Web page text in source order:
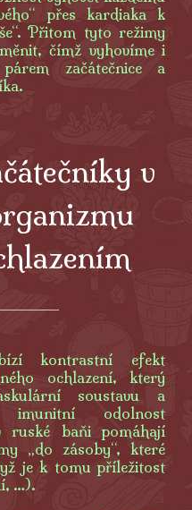
přes kardiaka k
Přitom tyto režimy
čímž vyhovíme i
začátečnice a
v
kontrastní efekt
ochlazení, který
soustavu a
imunitní odolnost
ruské baňi pomáhají
„do zásoby“, které
je k tomu příležitost
…).